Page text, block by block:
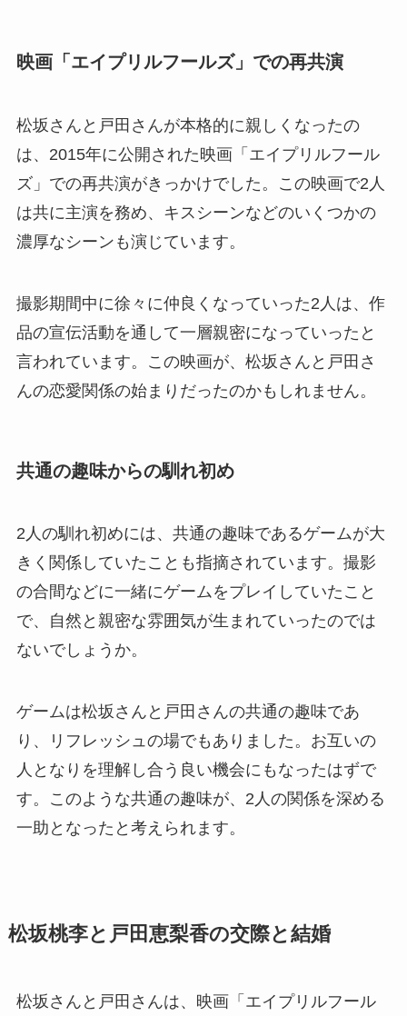
映画「エイプリルフールズ」での再共演
松坂さんと戸田さんが本格的に親しくなったの
は、2015年に公開された映画「エイプリルフール
ズ」での再共演がきっかけでした。この映画で2人
は共に主演を務め、キスシーンなどのいくつかの
濃厚なシーンも演じています。
撮影期間中に徐々に仲良くなっていった2人は、作
品の宣伝活動を通して一層親密になっていったと
言われています。この映画が、松坂さんと戸田さ
んの恋愛関係の始まりだったのかもしれません。
共通の趣味からの馴れ初め
2人の馴れ初めには、共通の趣味であるゲームが大
きく関係していたことも指摘されています。撮影
の合間などに一緒にゲームをプレイしていたこと
で、自然と親密な雰囲気が生まれていったのでは
ないでしょうか。
ゲームは松坂さんと戸田さんの共通の趣味であ
り、リフレッシュの場でもありました。お互いの
人となりを理解し合う良い機会にもなったはずで
す。このような共通の趣味が、2人の関係を深める
一助となったと考えられます。
松坂桃李と戸田恵梨香の交際と結婚
松坂さんと戸田さんは、映画「エイプリルフール